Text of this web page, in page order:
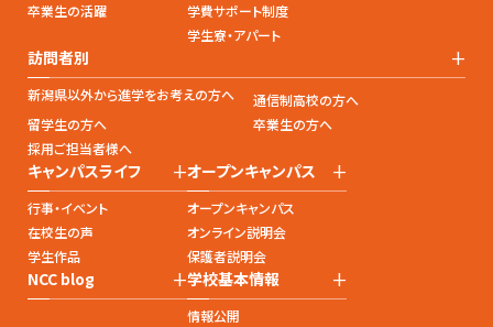
卒業生の活躍
学費サポート制度
学生寮・アパート
訪問者別 +
新潟県以外から進学をお考えの方へ
通信制高校の方へ
留学生の方へ
卒業生の方へ
採用ご担当者様へ
キャンパスライフ +
行事・イベント
在校生の声
学生作品
オープンキャンパス +
オープンキャンパス
オンライン説明会
保護者説明会
NCC blog +学校基本情報 +
情報公開